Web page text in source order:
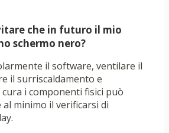
che in futuro il mio
schermo nero?
il software, ventilare il
il surriscaldamento e
i componenti fisici può
minimo il verificarsi di